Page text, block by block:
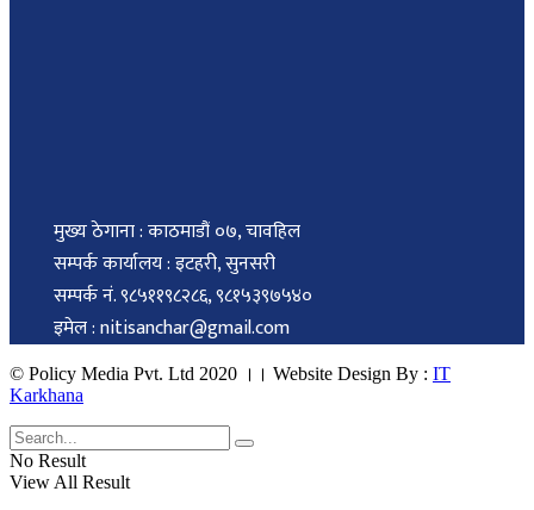
मुख्य ठेगाना : काठमाडौं ०७, चावहिल
सम्पर्क कार्यालय : इटहरी, सुनसरी
सम्पर्क नं. ९८५११९८२८६, ९८१५३९७५४०
इमेल : nitisanchar@gmail.com
© Policy Media Pvt. Ltd 2020 ।। Website Design By : IT
Karkhana
No Result
View All Result